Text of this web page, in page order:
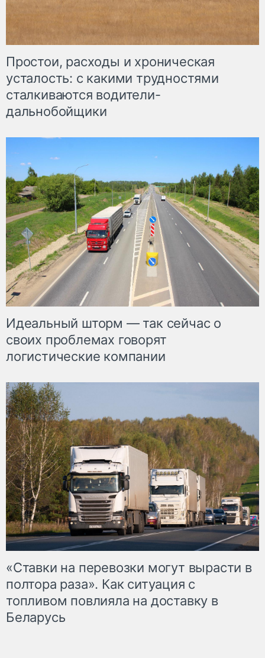
Простои, расходы и хроническая
усталость: с какими трудностями
сталкиваются водители-
дальнобойщики
Идеальный шторм — так сейчас о
своих проблемах говорят
логистические компании
«Ставки на перевозки могут вырасти в
полтора раза». Как ситуация с
топливом повлияла на доставку в
Беларусь